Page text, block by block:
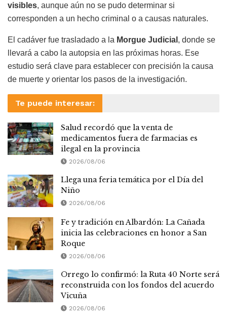
visibles, aunque aún no se pudo determinar si
corresponden a un hecho criminal o a causas naturales.
El cadáver fue trasladado a la Morgue Judicial , donde se
llevará a cabo la autopsia en las próximas horas. Ese
estudio será clave para establecer con precisión la causa
de muerte y orientar los pasos de la investigación.
Te puede interesar:
Salud recordó que la venta de
medicamentos fuera de farmacias es
ilegal en la provincia
2026/08/06
Llega una feria temática por el Día del
Niño
2026/08/06
Fe y tradición en Albardón: La Cañada
inicia las celebraciones en honor a San
Roque
2026/08/06
Orrego lo confirmó: la Ruta 40 Norte será
reconstruida con los fondos del acuerdo
Vicuña
2026/08/06